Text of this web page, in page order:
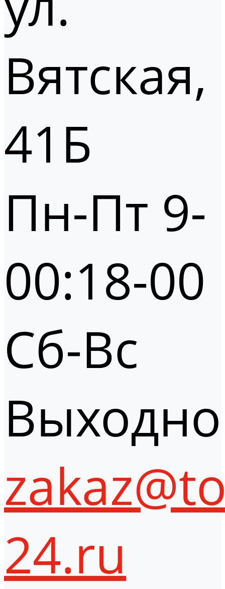
Вятская,
41Б
Пн-Пт 9-
00:18-00
Сб-Вс
24.ru